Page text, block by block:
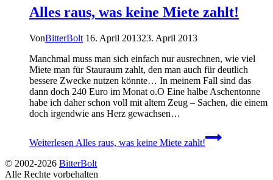
Alles raus, was keine Miete zahlt!
VonBitterBolt 16. April 201323. April 2013
Manchmal muss man sich einfach nur ausrechnen, wie viel
Miete man für Stauraum zahlt, den man auch für deutlich
bessere Zwecke nutzen könnte… In meinem Fall sind das
dann doch 240 Euro im Monat o.O Eine halbe Aschentonne
habe ich daher schon voll mit altem Zeug – Sachen, die einem
doch irgendwie ans Herz gewachsen…
Weiterlesen Alles raus, was keine Miete zahlt!
© 2002-2026 BitterBolt
Alle Rechte vorbehalten